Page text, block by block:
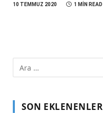
10 TEMMUZ 2020 1 MIN READ
SON EKLENENLER